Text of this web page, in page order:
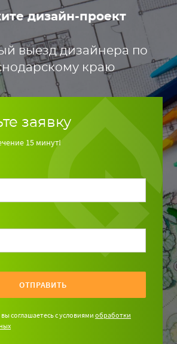
дизайн-проект
выезд дизайнера по
краю
заявку
15 минут!
ОТПРАВИТЬ
соглашаетесь с условиями обработки